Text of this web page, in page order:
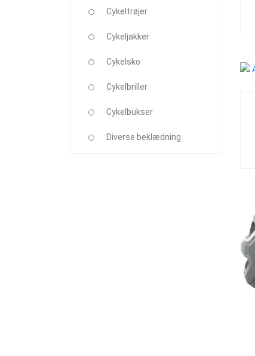
Cykeltrøjer
Cykeljakker
Cykelsko
Cykelbriller
Cykelbukser
Diverse beklædning